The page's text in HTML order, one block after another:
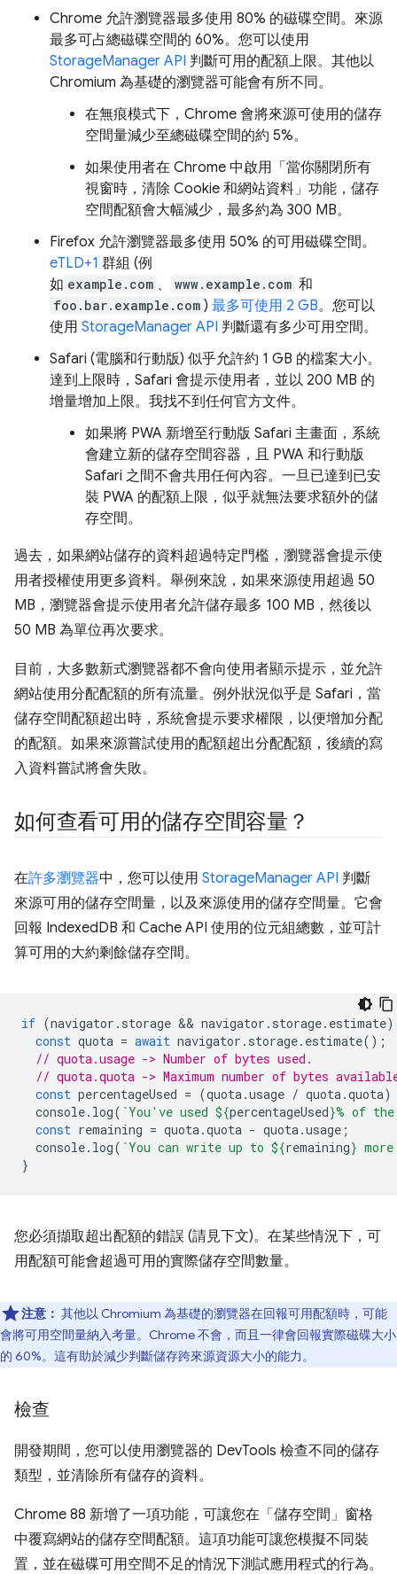
Chrome 允許瀏覽器最多使用 80% 的磁碟空間。來源
最多可占總磁碟空間的 60%。您可以使用
StorageManager API 判斷可用的配額上限。其他以
Chromium 為基礎的瀏覽器可能會有所不同。
在無痕模式下，Chrome 會將來源可使用的儲存
空間量減少至總磁碟空間的約 5%。
如果使用者在 Chrome 中啟用「當你關閉所有
視窗時，清除 Cookie 和網站資料」功能，儲存
空間配額會大幅減少，最多約為 300 MB。
Firefox 允許瀏覽器最多使用 50% 的可用磁碟空間。
eTLD+1 群組 (例
如 example.com 、 www.example.com 和
foo.bar.example.com ) 最多可使用 2 GB。您可以
使用 StorageManager API 判斷還有多少可用空間。
Safari (電腦和行動版) 似乎允許約 1 GB 的檔案大小。
達到上限時，Safari 會提示使用者，並以 200 MB 的
增量增加上限。我找不到任何官方文件。
如果將 PWA 新增至行動版 Safari 主畫面，系統
會建立新的儲存空間容器，且 PWA 和行動版
Safari 之間不會共用任何內容。一旦已達到已安
裝 PWA 的配額上限，似乎就無法要求額外的儲
存空間。
過去，如果網站儲存的資料超過特定門檻，瀏覽器會提示使
用者授權使用更多資料。舉例來說，如果來源使用超過 50
MB，瀏覽器會提示使用者允許儲存最多 100 MB，然後以
50 MB 為單位再次要求。
目前，大多數新式瀏覽器都不會向使用者顯示提示，並允許
網站使用分配配額的所有流量。例外狀況似乎是 Safari，當
儲存空間配額超出時，系統會提示要求權限，以便增加分配
的配額。如果來源嘗試使用的配額超出分配配額，後續的寫
入資料嘗試將會失敗。
如何查看可用的儲存空間容量？
在許多瀏覽器中，您可以使用 StorageManager API 判斷
來源可用的儲存空間量，以及來源使用的儲存空間量。它會
回報 IndexedDB 和 Cache API 使用的位元組總數，並可計
算可用的大約剩餘儲存空間。
if (navigator . storage && navigator . storage. estimate)
const quota = await navigator . storage. estimate();
// quota.usage -> Number of bytes used.
// quota.quota -> Maximum number of bytes
const percentageUsed = (quota.usage / quota.quota)
console. log( `You've used ${percentageUsed}% of
const remaining = quota.quota - quota.usage ;
console. log( `You can write up to ${remaining}
}
您必須擷取超出配額的錯誤 (請見下文)。在某些情況下，可
用配額可能會超過可用的實際儲存空間數量。
注意： 其他以 Chromium 為基礎的瀏覽器在回報可用配額時，可能
會將可用空間量納入考量。Chrome 不會，而且一律會回報實際磁碟大小
的 60%。這有助於減少判斷儲存跨來源資源大小的能力。
檢查
開發期間，您可以使用瀏覽器的 DevTools 檢查不同的儲存
類型，並清除所有儲存的資料。
Chrome 88 新增了一項功能，可讓您在「儲存空間」窗格
中覆寫網站的儲存空間配額。這項功能可讓您模擬不同裝
置，並在磁碟可用空間不足的情況下測試應用程式的行為。